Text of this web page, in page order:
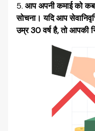
आप अपनी कमाई को
सोचना। यदि आप
उम्र 30 वर्ष है, तो आपकी